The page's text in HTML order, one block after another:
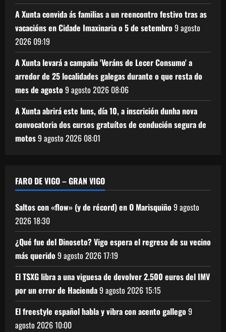
A Xunta convida ás familias a un reencontro festivo tras as
vacacións en Cidade Imaxinaria o 5 de setembro9 agosto
2026 09:19
A Xunta levará a campaña 'Veráns de Lecer Consumo' a
arredor de 25 localidades galegas durante o que resta do
mes de agosto9 agosto 2026 08:06
A Xunta abrirá este luns, día 10, a inscrición dunha nova
convocatoria dos cursos gratuítos de condución segura de
motos9 agosto 2026 08:01
FARO DE VIGO – GRAN VIGO
Saltos con «flow» (y de récord) en O Marisquiño9 agosto
202618:30
¿Qué fue del Dinoseto? Vigo espera el regreso de su vecino
más querido9 agosto 202617:19
El TSXG libra a una viguesa de devolver 2.500 euros del IMV
por un error de Hacienda9 agosto 202615:15
El freestyle español habla y vibra con acento gallego9
agosto 202610:00